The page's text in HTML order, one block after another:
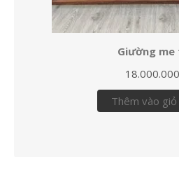
Giường
18.000.000
Thêm vào giỏ